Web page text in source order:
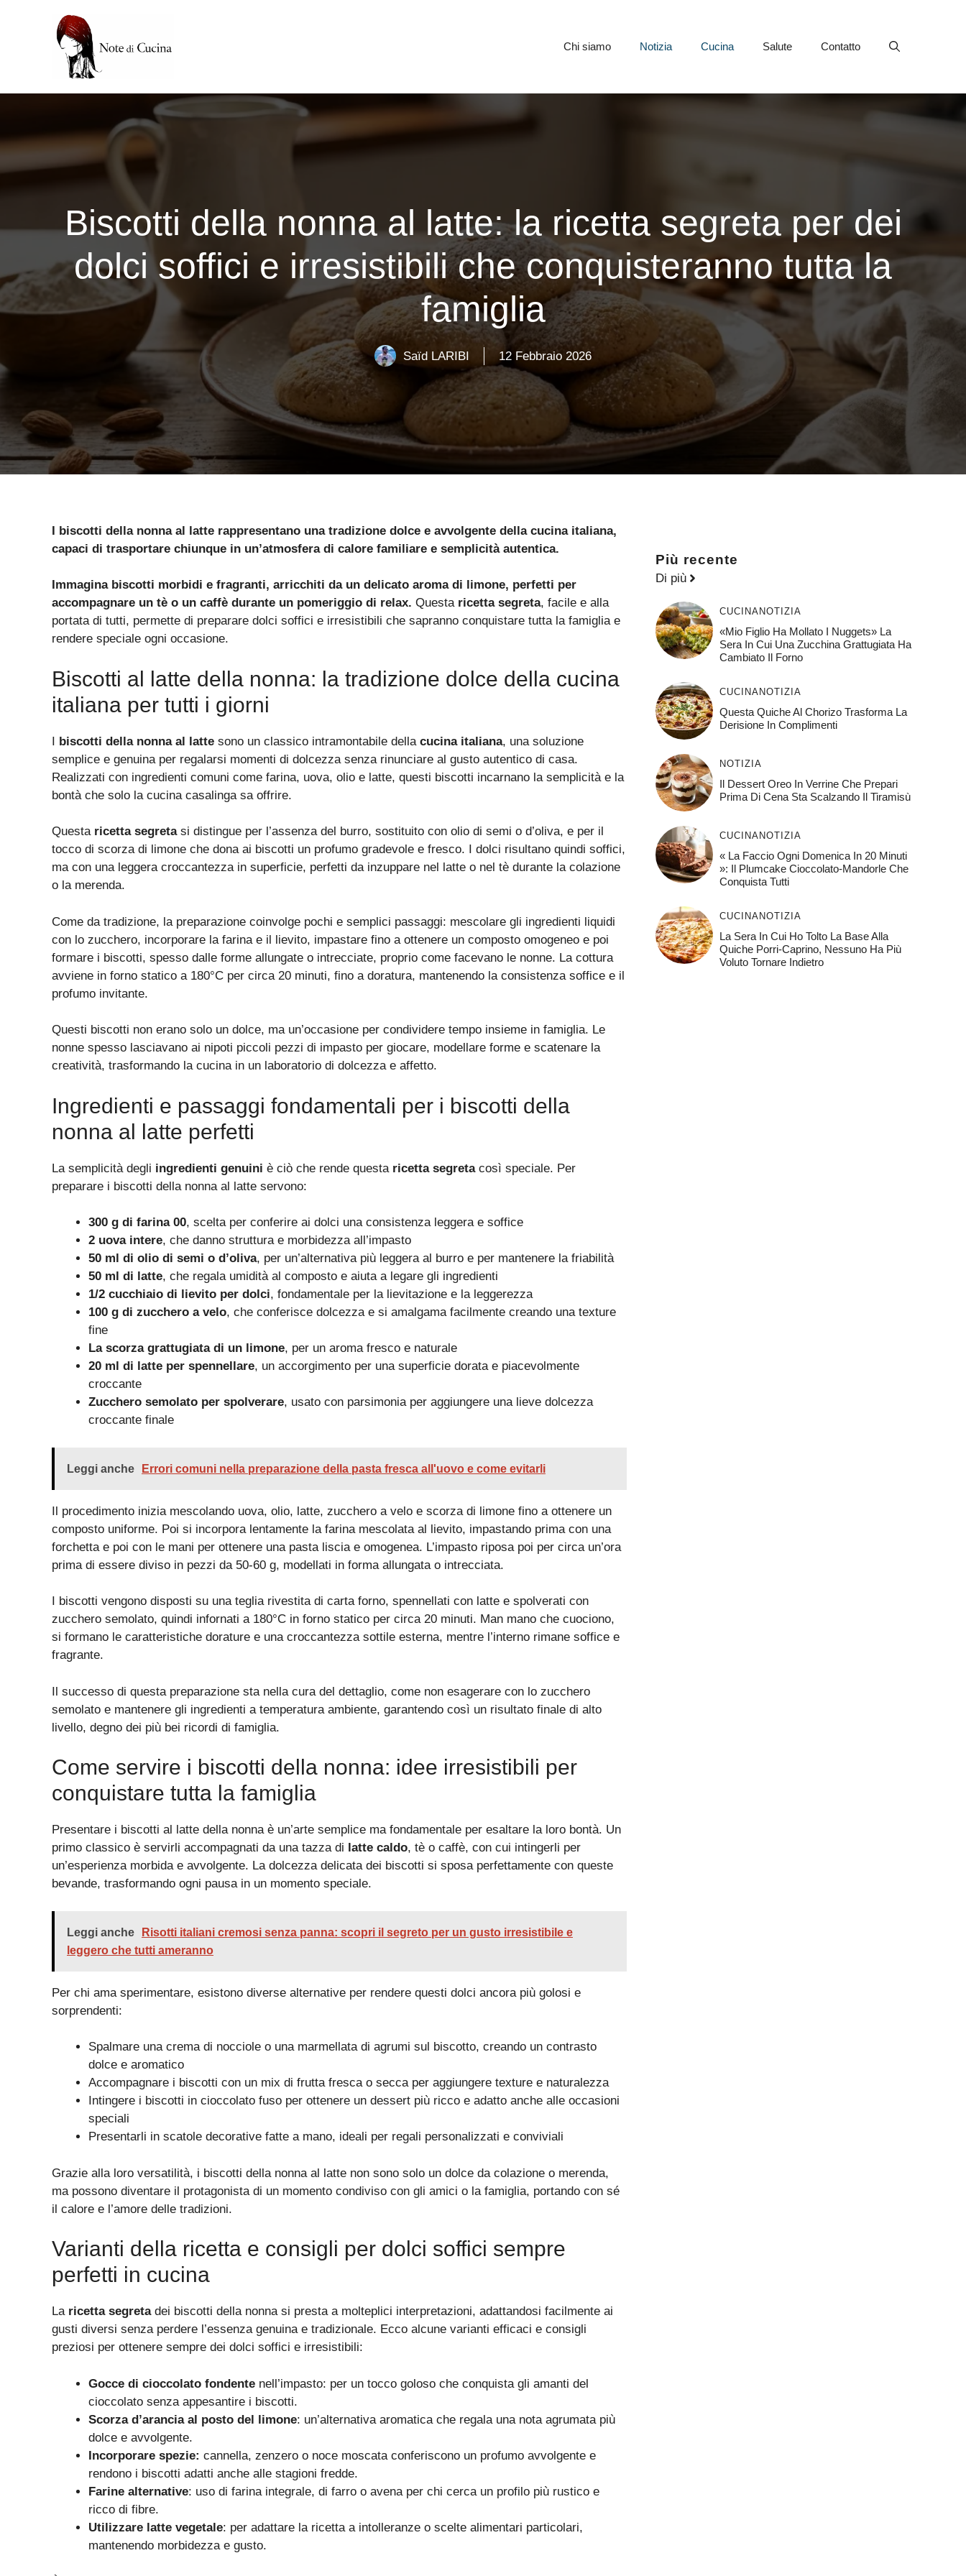
Chi siamo Notizia Cucina Salute Contatto
Biscotti della nonna al latte: la ricetta segreta per dei
dolci soffici e irresistibili che conquisteranno tutta la
famiglia
Saïd LARIBI 12 Febbraio 2026
I biscotti della nonna al latte rappresentano una tradizione dolce e avvolgente della cucina italiana,
capaci di trasportare chiunque in un’atmosfera di calore familiare e semplicità autentica.
Immagina biscotti morbidi e fragranti, arricchiti da un delicato aroma di limone, perfetti per
accompagnare un tè o un caffè durante un pomeriggio di relax. Questa ricetta segreta, facile e alla
portata di tutti, permette di preparare dolci soffici e irresistibili che sapranno conquistare tutta la famiglia e
rendere speciale ogni occasione.
Biscotti al latte della nonna: la tradizione dolce della cucina
italiana per tutti i giorni
I biscotti della nonna al latte sono un classico intramontabile della cucina italiana, una soluzione
semplice e genuina per regalarsi momenti di dolcezza senza rinunciare al gusto autentico di casa.
Realizzati con ingredienti comuni come farina, uova, olio e latte, questi biscotti incarnano la semplicità e la
bontà che solo la cucina casalinga sa offrire.
Questa ricetta segretasi distingue per l’assenza del burro, sostituito con olio di semi o d’oliva, e per il
tocco di scorza di limone che dona ai biscotti un profumo gradevole e fresco. I dolci risultano quindi soffici,
ma con una leggera croccantezza in superficie, perfetti da inzuppare nel latte o nel tè durante la colazione
o la merenda.
Come da tradizione, la preparazione coinvolge pochi e semplici passaggi: mescolare gli ingredienti liquidi
con lo zucchero, incorporare la farina e il lievito, impastare fino a ottenere un composto omogeneo e poi
formare i biscotti, spesso dalle forme allungate o intrecciate, proprio come facevano le nonne. La cottura
avviene in forno statico a 180°C per circa 20 minuti, fino a doratura, mantenendo la consistenza soffice e il
profumo invitante.
Questi biscotti non erano solo un dolce, ma un’occasione per condividere tempo insieme in famiglia. Le
nonne spesso lasciavano ai nipoti piccoli pezzi di impasto per giocare, modellare forme e scatenare la
creatività, trasformando la cucina in un laboratorio di dolcezza e affetto.
Ingredienti e passaggi fondamentali per i biscotti della
nonna al latte perfetti
La semplicità degli ingredienti genuini è ciò che rende questa ricetta segretacosì speciale. Per
preparare i biscotti della nonna al latte servono:
300 g di farina 00, scelta per conferire ai dolci una consistenza leggera e soffice
2 uova intere, che danno struttura e morbidezza all’impasto
50 ml di olio di semi o d’oliva, per un’alternativa più leggera al burro e per mantenere la friabilità
50 ml di latte, che regala umidità al composto e aiuta a legare gli ingredienti
1/2 cucchiaio di lievito per dolci, fondamentale per la lievitazione e la leggerezza
100 g di zucchero a velo, che conferisce dolcezza e si amalgama facilmente creando una texture
fine
La scorza grattugiata di un limone, per un aroma fresco e naturale
20 ml di latte per spennellare, un accorgimento per una superficie dorata e piacevolmente
croccante
Zucchero semolato per spolverare, usato con parsimonia per aggiungere una lieve dolcezza
croccante finale
Leggi anche Errori comuni nella preparazione della pasta fresca all'uovo e come evitarli
Il procedimento inizia mescolando uova, olio, latte, zucchero a velo e scorza di limone fino a ottenere un
composto uniforme. Poi si incorpora lentamente la farina mescolata al lievito, impastando prima con una
forchetta e poi con le mani per ottenere una pasta liscia e omogenea. L’impasto riposa poi per circa un’ora
prima di essere diviso in pezzi da 50-60 g, modellati in forma allungata o intrecciata.
I biscotti vengono disposti su una teglia rivestita di carta forno, spennellati con latte e spolverati con
zucchero semolato, quindi infornati a 180°C in forno statico per circa 20 minuti. Man mano che cuociono,
si formano le caratteristiche dorature e una croccantezza sottile esterna, mentre l’interno rimane soffice e
fragrante.
Il successo di questa preparazione sta nella cura del dettaglio, come non esagerare con lo zucchero
semolato e mantenere gli ingredienti a temperatura ambiente, garantendo così un risultato finale di alto
livello, degno dei più bei ricordi di famiglia.
Come servire i biscotti della nonna: idee irresistibili per
conquistare tutta la famiglia
Presentare i biscotti al latte della nonna è un’arte semplice ma fondamentale per esaltare la loro bontà. Un
primo classico è servirli accompagnati da una tazza di latte caldo, tè o caffè, con cui intingerli per
un’esperienza morbida e avvolgente. La dolcezza delicata dei biscotti si sposa perfettamente con queste
bevande, trasformando ogni pausa in un momento speciale.
Leggi anche
Risotti italiani cremosi senza panna: scopri il segreto per un gusto irresistibile e
leggero che tutti ameranno
Per chi ama sperimentare, esistono diverse alternative per rendere questi dolci ancora più golosi e
sorprendenti:
Spalmare una crema di nocciole o una marmellata di agrumi sul biscotto, creando un contrasto
dolce e aromatico
Accompagnare i biscotti con un mix di frutta fresca o secca per aggiungere texture e naturalezza
Intingere i biscotti in cioccolato fuso per ottenere un dessert più ricco e adatto anche alle occasioni
speciali
Presentarli in scatole decorative fatte a mano, ideali per regali personalizzati e conviviali
Grazie alla loro versatilità, i biscotti della nonna al latte non sono solo un dolce da colazione o merenda,
ma possono diventare il protagonista di un momento condiviso con gli amici o la famiglia, portando con sé
il calore e l’amore delle tradizioni.
Varianti della ricetta e consigli per dolci soffici sempre
perfetti in cucina
La ricetta segretadei biscotti della nonna si presta a molteplici interpretazioni, adattandosi facilmente ai
gusti diversi senza perdere l’essenza genuina e tradizionale. Ecco alcune varianti efficaci e consigli
preziosi per ottenere sempre dei dolci soffici e irresistibili:
Gocce di cioccolato fondente nell’impasto: per un tocco goloso che conquista gli amanti del
cioccolato senza appesantire i biscotti.
Scorza d’arancia al posto del limone: un’alternativa aromatica che regala una nota agrumata più
dolce e avvolgente.
Incorporare spezie: cannella, zenzero o noce moscata conferiscono un profumo avvolgente e
rendono i biscotti adatti anche alle stagioni fredde.
Farine alternative: uso di farina integrale, di farro o avena per chi cerca un profilo più rustico e
ricco di fibre.
Utilizzare latte vegetale: per adattare la ricetta a intolleranze o scelte alimentari particolari,
mantenendo morbidezza e gusto.
Più recente
Di più
CUCINANOTIZIA
«Mio Figlio Ha Mollato I Nuggets» La
Sera In Cui Una Zucchina Grattugiata Ha
Cambiato Il Forno
CUCINANOTIZIA
Questa Quiche Al Chorizo ​​trasforma La
Derisione In Complimenti
NOTIZIA
Il Dessert Oreo In Verrine Che Prepari
Prima Di Cena Sta Scalzando Il Tiramisù
CUCINANOTIZIA
« La Faccio Ogni Domenica In 20 Minuti
»: Il Plumcake Cioccolato-Mandorle Che
Conquista Tutti
CUCINANOTIZIA
La Sera In Cui Ho Tolto La Base Alla
Quiche Porri-Caprino, Nessuno Ha Più
Voluto Tornare Indietro